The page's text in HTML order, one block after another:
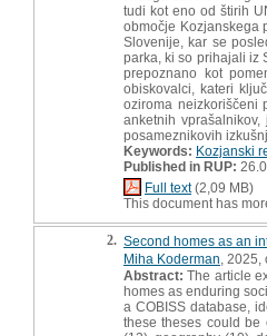
tudi kot eno od štirih
območje Kozjanskega
Slovenije, kar se
parka, ki so prihajali iz
prepoznano kot
obiskovalci, kateri
oziroma neizkoriščeni
anketnih
posameznikovih
Keywords: Kozjanski
Published in RUP:
Full text(2,09 MB)
This document has
2. Second homes as an
Miha Koderman ,
Abstract: The article
homes as enduring
a COBISS database,
these theses could be